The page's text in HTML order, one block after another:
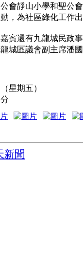
靜山小學和聖公會
，為社區綠化工作
還有九龍城民政事
城區議會副主席潘
星期五）
新聞